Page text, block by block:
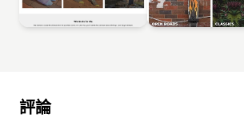
評論